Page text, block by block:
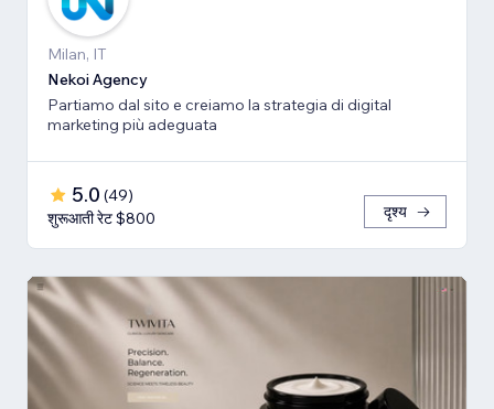
Milan, IT
Nekoi Agency
Partiamo dal sito e creiamo la strategia di digital
marketing più adeguata
5.0 (49)
शुरूआती रेट $800
दृश्य